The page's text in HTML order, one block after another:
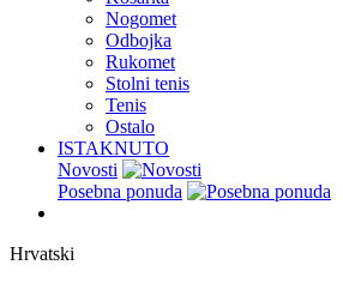
Nogomet
Odbojka
Rukomet
Stolni tenis
Tenis
Ostalo
ISTAKNUTO
Novosti
Posebna ponuda
Hrvatski